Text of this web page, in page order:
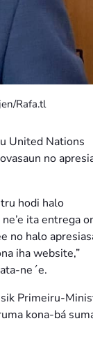
Rafa.tl
United Nations
no
hodi halo
ita entrega
no halo
iha website,”
ne´e.
Primeiru-
kona-bá